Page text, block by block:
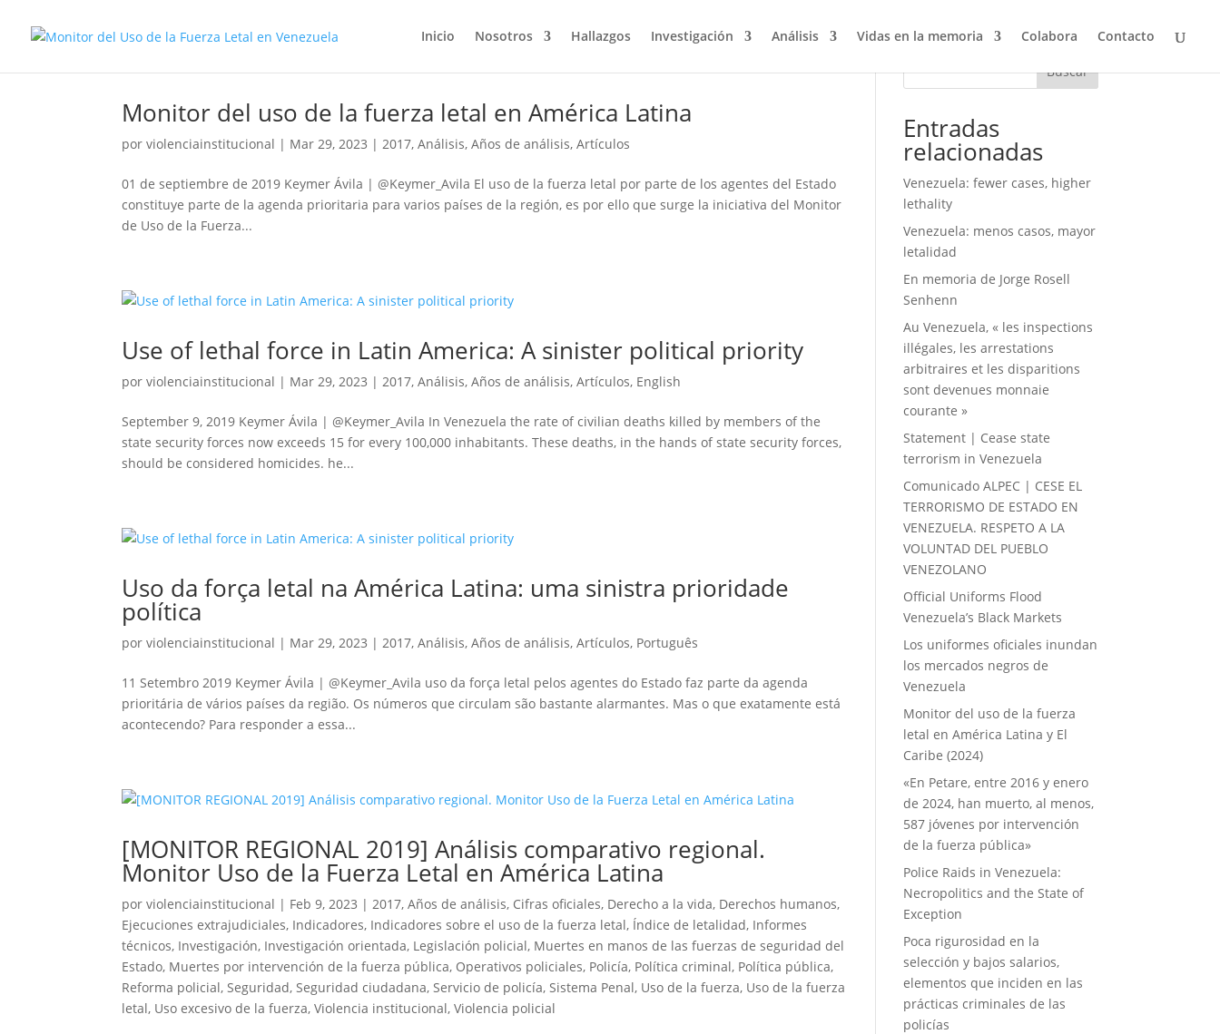
Inicio Nosotros Hallazgos Investigación Análisis Vidas en la memoria Colabora Contacto
Monitor del uso de la fuerza letal en América Latina
porviolenciainstitucional | Mar 29, 2023 |2017,Análisis,Años de análisis,Artículos
01 de septiembre de 2019 Keymer Ávila | @Keymer_Avila El uso de la fuerza letal por parte de los agentes del Estado
constituye parte de la agenda prioritaria para varios países de la región, es por ello que surge la iniciativa del Monitor
de Uso de la Fuerza...
Use of lethal force in Latin America: A sinister political priority
porviolenciainstitucional | Mar 29, 2023 |2017,Análisis,Años de análisis,Artículos, English
September 9, 2019 Keymer Ávila | @Keymer_Avila In Venezuela the rate of civilian deaths killed by members of the
state security forces now exceeds 15 for every 100,000 inhabitants. These deaths, in the hands of state security forces,
should be considered homicides. he...
Uso da força letal na América Latina: uma sinistra prioridade
política
porviolenciainstitucional | Mar 29, 2023 |2017,Análisis,Años de análisis,Artículos, Português
11 Setembro 2019 Keymer Ávila | @Keymer_Avila uso da força letal pelos agentes do Estado faz parte da agenda
prioritária de vários países da região. Os números que circulam são bastante alarmantes. Mas o que exatamente está
acontecendo? Para responder a essa...
[MONITOR REGIONAL 2019] Análisis comparativo regional.
Monitor Uso de la Fuerza Letal en América Latina
porviolenciainstitucional | Feb 9, 2023 |2017,Años de análisis, Cifras oficiales, Derecho a la vida, Derechos humanos,
Ejecuciones extrajudiciales, Indicadores, Indicadores sobre el uso de la fuerza letal, Índice de letalidad, Informes
técnicos, Investigación, Investigación orientada, Legislación policial, Muertes en manos de las fuerzas de seguridad del
Estado, Muertes por intervención de la fuerza pública, Operativos policiales, Policía, Política criminal, Política pública,
Reforma policial,Seguridad,Seguridad ciudadana,Servicio de policía,Sistema Penal, Uso de la fuerza, Uso de la fuerza
letal, Uso excesivo de la fuerza,Violencia institucional,Violencia policial
Buscar
Entradas
relacionadas
Venezuela: fewer cases, higher
lethality
Venezuela: menos casos, mayor
letalidad
En memoria de Jorge Rosell
Senhenn
Au Venezuela, « les inspections
illégales, les arrestations
arbitraires et les disparitions
sont devenues monnaie
courante »
Statement | Cease state
terrorism in Venezuela
Comunicado ALPEC | CESE EL
TERRORISMO DE ESTADO EN
VENEZUELA. RESPETO A LA
VOLUNTAD DEL PUEBLO
VENEZOLANO
Official Uniforms Flood
Venezuela’s Black Markets
Los uniformes oficiales inundan
los mercados negros de
Venezuela
Monitor del uso de la fuerza
letal en América Latina y El
Caribe (2024)
«En Petare, entre 2016 y enero
de 2024, han muerto, al menos,
587 jóvenes por intervención
de la fuerza pública»
Police Raids in Venezuela:
Necropolitics and the State of
Exception
Poca rigurosidad en la
selección y bajos salarios,
elementos que inciden en las
prácticas criminales de las
policías